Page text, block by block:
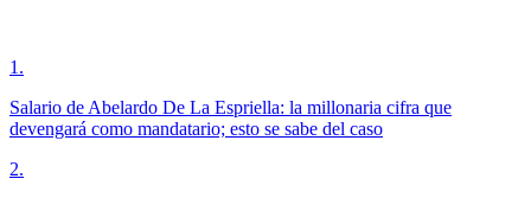
1 .
Salario de Abelardo De La Espriella: la millonaria cifra que
devengará como mandatario; esto se sabe del caso
2.